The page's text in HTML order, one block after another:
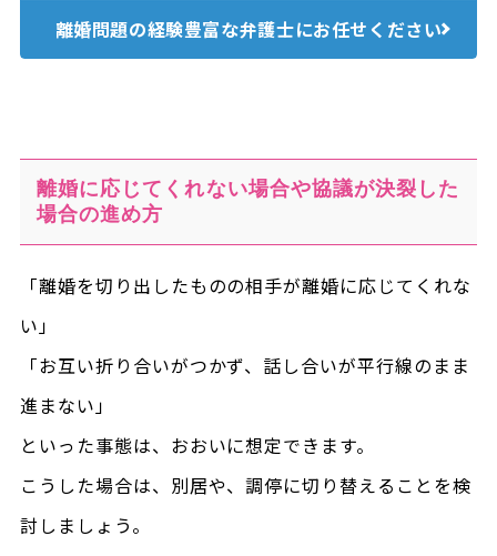
離婚問題の経験豊富な弁護士にお任せください
離婚に応じてくれない場合や協議が決裂した
場合の進め方
「離婚を切り出したものの相手が離婚に応じてくれな
い」
「お互い折り合いがつかず、話し合いが平行線のまま
進まない」
といった事態は、おおいに想定できます。
こうした場合は、別居や、調停に切り替えることを検
討しましょう。